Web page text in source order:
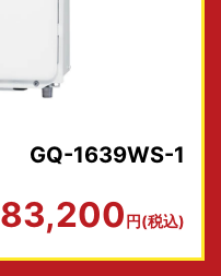
GQ-1639WS-1
83,200円(税込)